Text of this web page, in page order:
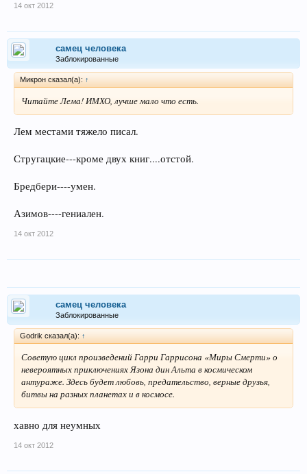
14 окт 2012
самец человека
Заблокированные
Микрон сказал(а): ↑
Читайте Лема! ИМХО, лучше мало что есть.
Лем местами тяжело писал.
Стругацкие---кроме двух книг....отстой.
Бредбери----умен.
Азимов----гениален.
14 окт 2012
самец человека
Заблокированные
Godrik сказал(а): ↑
Советую цикл произведений Гарри Гаррисона «Миры Смерти» о
невероятных приключениях Язона дин Альта в космическом
антураже. Здесь будет любовь, предательство, верные друзья,
битвы на разных планетах и в космосе.
хавно для неумных
14 окт 2012